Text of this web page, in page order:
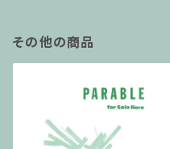
その他の商品